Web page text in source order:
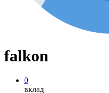
falkon
0
вклад